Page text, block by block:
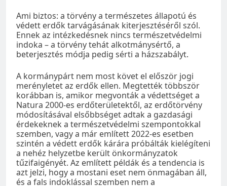
Ami biztos: a törvény a természetes állapotú és
védett erdők tarvágásának kiterjesztéséről szól.
Ennek az intézkedésnek nincs természetvédelmi
indoka – a törvény tehát alkotmánysértő, a
beterjesztés módja pedig sérti a házszabályt.
A kormánypárt nem most követ el először jogi
merényletet az erdők ellen. Megtették többször
korábban is, amikor megvonták a védettséget a
Natura 2000-es erdőterületektől, az erdőtörvény
módosításával elsőbbséget adtak a gazdasági
érdekeknek a természetvédelmi szempontokkal
szemben, vagy a már említett 2022-es esetben
szintén a védett erdők kárára próbálták kielégíteni
a nehéz helyzetbe került önkormányzatok
tűzifaigényét. Az említett példák és a tendencia is
azt jelzi, hogy a mostani eset nem önmagában áll,
és a fals indoklással szemben nem a